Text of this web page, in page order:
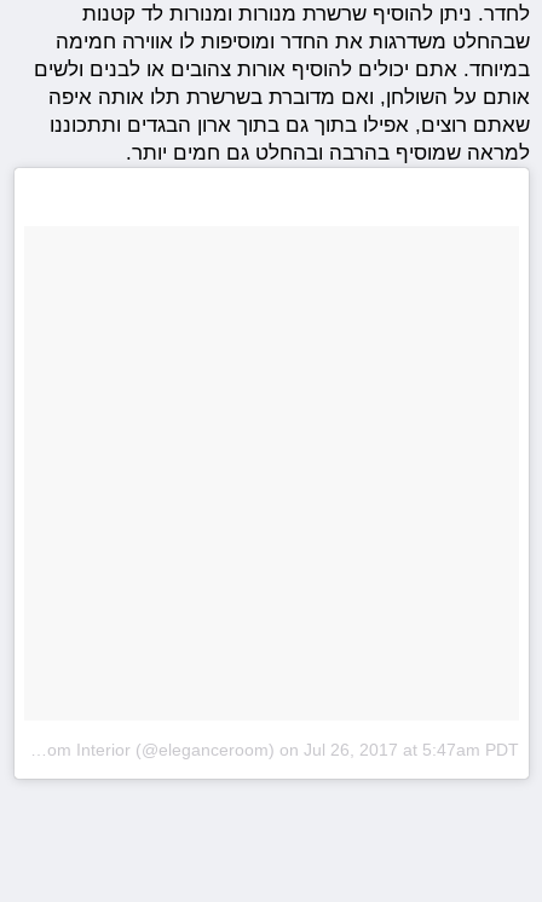
לחדר. ניתן להוסיף שרשרת מנורות ומנורות לד קטנות
שבהחלט משדרגות את החדר ומוסיפות לו אווירה חמימה
במיוחד. אתם יכולים להוסיף אורות צהובים או לבנים ולשים
אותם על השולחן, ואם מדוברת בשרשרת תלו אותה איפה
שאתם רוצים, אפילו בתוך גם בתוך ארון הבגדים ותתכוננו
למראה שמוסיף בהרבה ובהחלט גם חמים יותר.
on Jul 26, 2017 at 5:47am PDT